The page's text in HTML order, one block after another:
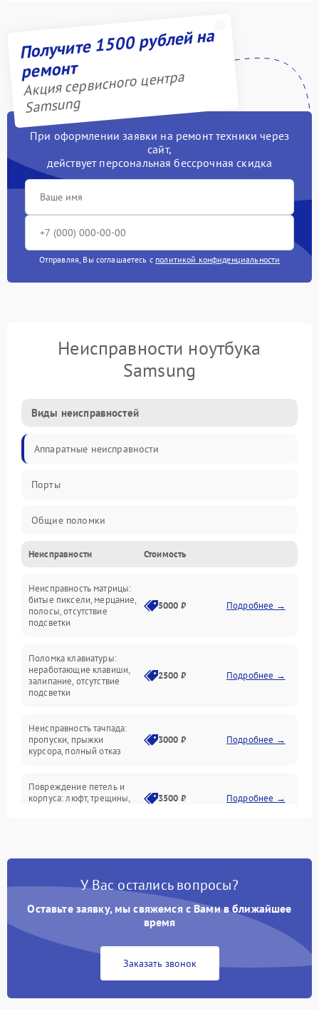
Получите 1500 рублей на
ремонт
Акция сервисного центра
Samsung
При оформлении заявки на ремонт техники через
сайт,
действует персональная бессрочная скидка
Отправляя, Вы соглашаетесь с политикой конфиденциальности
Неисправности ноутбука
Samsung
Виды неисправностей
Аппаратные неисправности
Порты
Общие поломки
Устройства
Программные ошибки
Электрические и системные сбои
Интерфейсные проблемы
Батарея
Сеть и интернет
Неисправности Стоимость
Неисправность матрицы:
битые пиксели, мерцание,
полосы, отсутствие
подсветки
5000 ₽ Подробнее →
Поломка клавиатуры:
неработающие клавиши,
залипание, отсутствие
подсветки
2500 ₽ Подробнее →
Неисправность тачпада:
пропуски, прыжки
курсора, полный отказ
3000 ₽ Подробнее →
Повреждение петель и
корпуса: люфт, трещины,
3500 ₽ Подробнее →
быстрая разрядка,
2500 ₽ Подробнее →
Неисправность зарядного
питания
2000 ₽ Подробнее →
неисправности кулера
У Вас остались вопросы?
Оставьте заявку, мы свяжемся с Вами в ближайшее
время
Заказать звонок